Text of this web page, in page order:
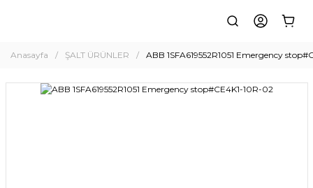
Anasayfa ŞALT ÜRÜNLER ABB 1SFA619552R1051 Emergency